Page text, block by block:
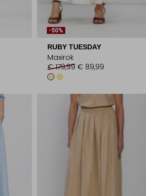
-50%
RUBY TUESDAY
Maxirok
€ 179,99 € 89,99